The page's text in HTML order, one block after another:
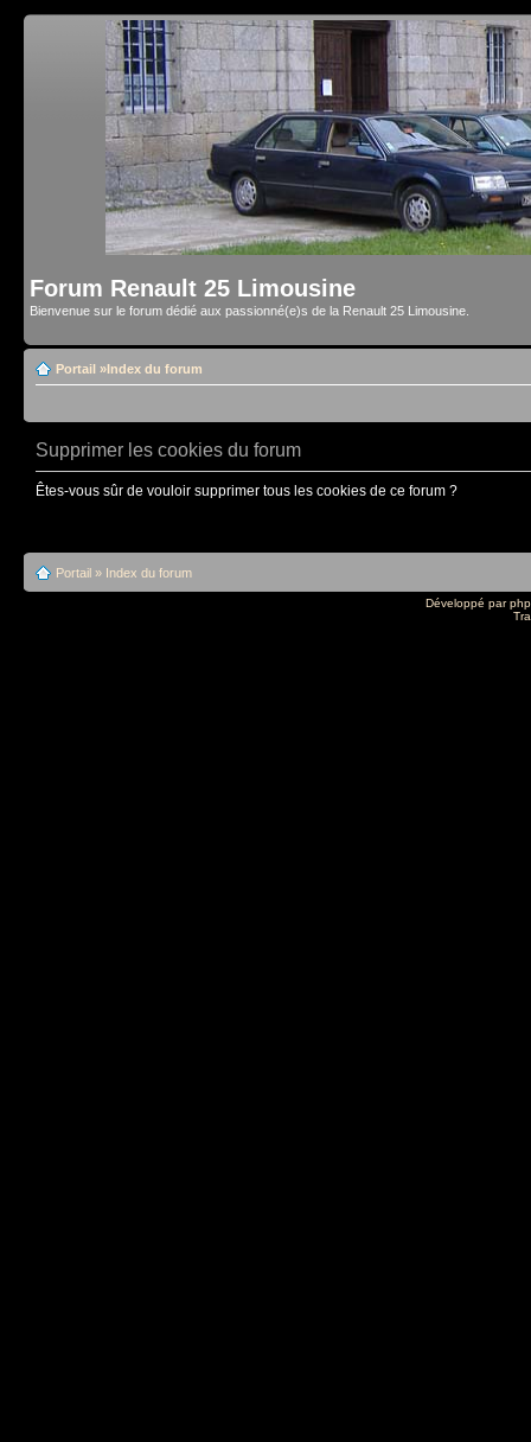
Forum Renault 25 Limousine
Bienvenue sur le forum dédié aux passionné(e)s de la Renault 25 Limousine.
Portail »Index du forum
Supprimer les cookies du forum
Êtes-vous sûr de vouloir supprimer tous les cookies de ce forum ?
Portail » Index du forum
Développé par